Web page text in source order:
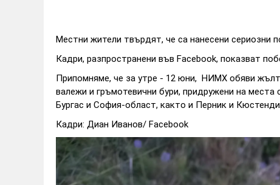
Местни жители твърдят, че са нанесени сериозни
Кадри, разпространени във Facebook, показват
Припомняме, че за утре - 12 юни, НИМХ обяви жълт
валежи и гръмотевични бури, придружени на
Бургас и София-област, както и Перник и
Кадри: Диан Иванов/ Facebook